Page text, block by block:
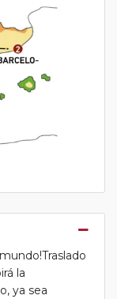
la
ya sea